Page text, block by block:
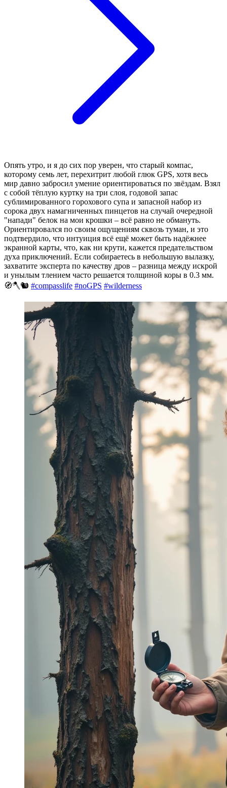
Опять утро, и я до сих пор уверен, что старый компас,
которому семь лет, перехитрит любой глюк GPS, хотя весь
мир давно забросил умение ориентироваться по звёздам. Взял
с собой тёплую куртку на три слоя, годовой запас
сублимированного горохового супа и запасной набор из
сорока двух намагниченных пинцетов на случай очередной
"напади" белок на мои крошки – всё равно не обмануть.
Ориентировался по своим ощущениям сквозь туман, и это
подтвердило, что интуиция всё ещё может быть надёжнее
экранной карты, что, как ни крути, кажется предательством
духа приключений. Если собираетесь в небольшую вылазку,
захватите эксперта по качеству дров – разница между искрой
и унылым тлением часто решается толщиной коры в 0.3 мм.
🧭🪓🐿️ #compasslife #noGPS #wilderness